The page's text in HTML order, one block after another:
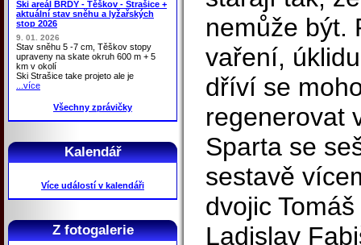
Ski areál BRDY - Těškov - Strašice +
aktuální stav sněhu a lyžařských
stop 2026
9. 01. 2026
Stav sněhu 5 -7 cm, Těškov stopy
upraveny na skate okruh 600 m + 5
km v okolí
Ski Strašice take projeto ale je
...více
Všechny zprávičky
Kalendář
Více událostí v kalendáři
Z fotogalerie
nemůže být.
vaření,
dříví se
regenerovat
Sparta se
sestavě
dvojic
Ladislav